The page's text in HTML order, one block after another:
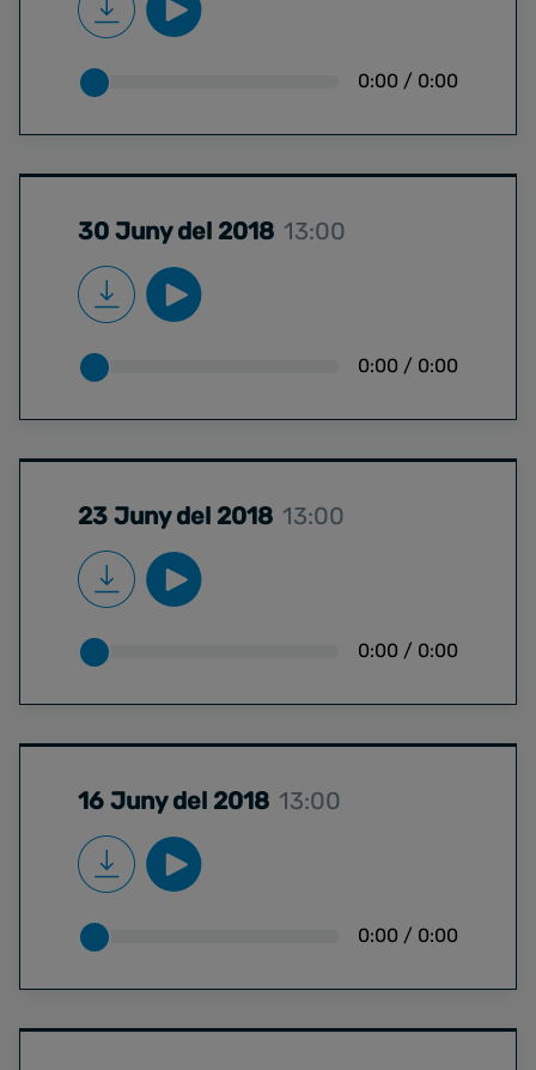
0:00 / 0:00
30 Juny del 2018 13:00
0:00 / 0:00
23 Juny del 2018 13:00
0:00 / 0:00
16 Juny del 2018 13:00
0:00 / 0:00